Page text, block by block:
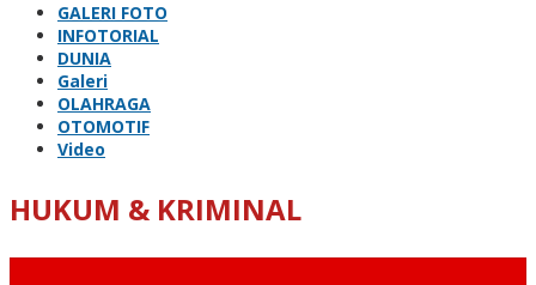
GALERI FOTO
INFOTORIAL
DUNIA
Galeri
OLAHRAGA
OTOMOTIF
Video
HUKUM & KRIMINAL